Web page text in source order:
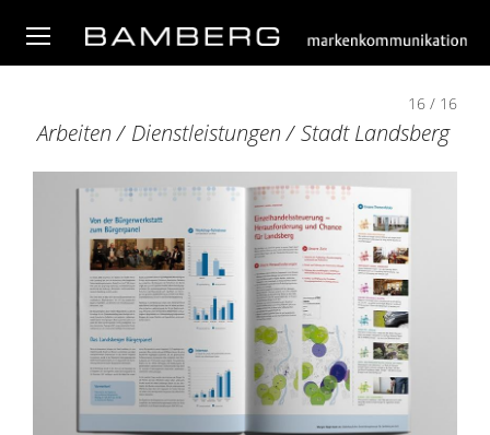
16 / 16
Arbeiten/ Dienstleistungen/Stadt Landsberg